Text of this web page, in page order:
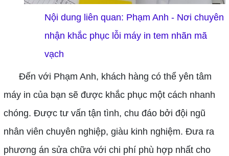
Nội dung liên quan: Phạm Anh - Nơi chuyên
nhận khắc phục lỗi máy in tem nhãn mã
vạch
Đến với Phạm Anh, khách hàng có thể yên tâm
máy in của bạn sẽ được khắc phục một cách nhanh
chóng. Được tư vấn tận tình, chu đáo bởi đội ngũ
nhân viên chuyên nghiệp, giàu kinh nghiệm. Đưa ra
phương án sửa chữa với chi phí phù hợp nhất cho